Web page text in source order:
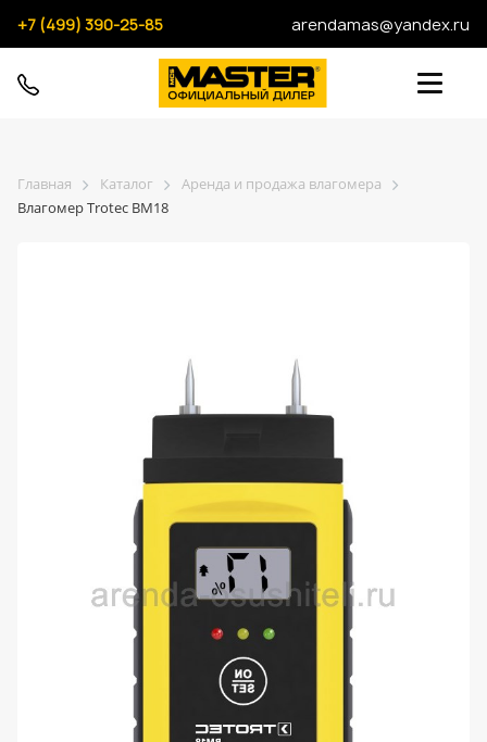
+7 (499) 390-25-85 arendamas@yandex.ru
Главная Каталог
Аренда и продажа влагомера
Влагомер Trotec BM18